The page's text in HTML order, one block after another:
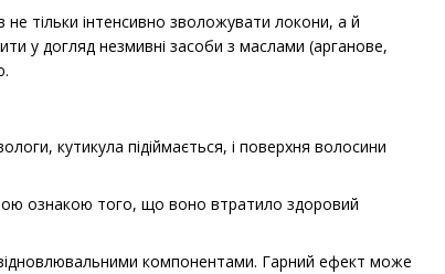
не тільки інтенсивно зволожувати локони, а й
у догляд незмивні засоби з маслами (арганове,
кутикула підіймається, і поверхня волосини
ознакою того, що воно втратило здоровий
компонентами. Гарний ефект може